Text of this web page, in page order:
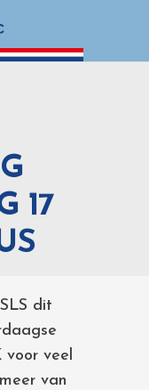
17
dit
voor veel
van